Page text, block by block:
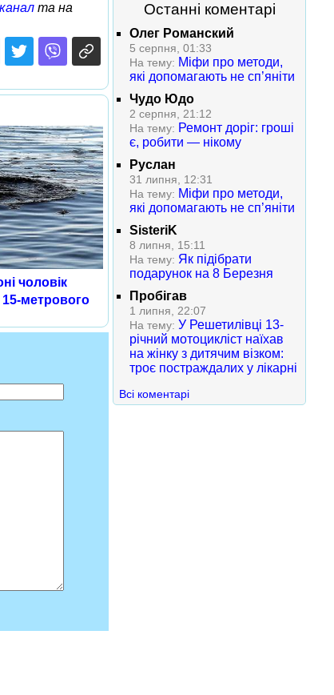
та на
чоловік
15-метрового
Останні коментарі
Олег Романский
5 серпня, 01:33
На тему: Міфи про методи,
які допомагають не сп’яніти
Чудо Юдо
2 серпня, 21:12
На тему: Ремонт доріг: гроші
є, робити — нікому
Руслан
31 липня, 12:31
На тему: Міфи про методи,
які допомагають не сп’яніти
SisteriK
8 липня, 15:11
На тему: Як підібрати
подарунок на 8 Березня
Пробігав
1 липня, 22:07
На тему: У Решетилівці 13-
річний мотоцикліст наїхав
на жінку з дитячим візком:
троє постраждалих у лікарні
Всі коментарі